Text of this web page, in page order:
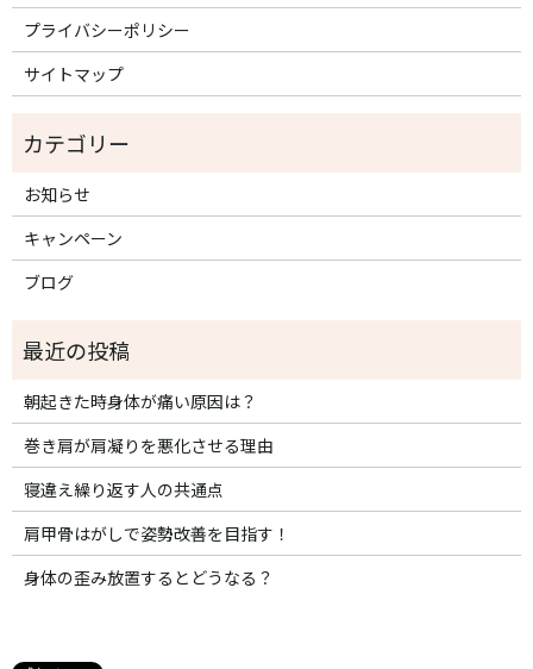
プライバシーポリシー
サイトマップ
お知らせ
キャンペーン
ブログ
朝起きた時身体が痛い原因は？
巻き肩が肩凝りを悪化させる理由
寝違え繰り返す人の共通点
肩甲骨はがしで姿勢改善を目指す！
身体の歪み放置するとどうなる？